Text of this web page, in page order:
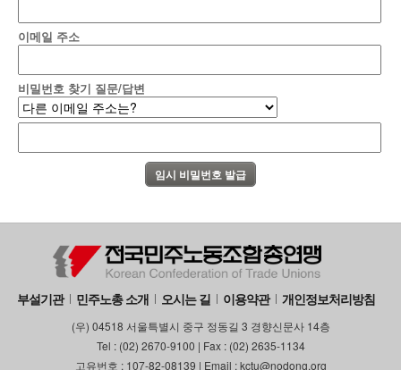
이메일 주소
비밀번호 찾기 질문/답변
부설기관 민주노총 소개 오시는 길 이용약관 개인정보처리방침
(우) 04518 서울특별시 중구 정동길 3 경향신문사 14층
Tel : (02) 2670-9100 | Fax : (02) 2635-1134
고유번호 : 107-82-08139 | Email : kctu@nodong.org